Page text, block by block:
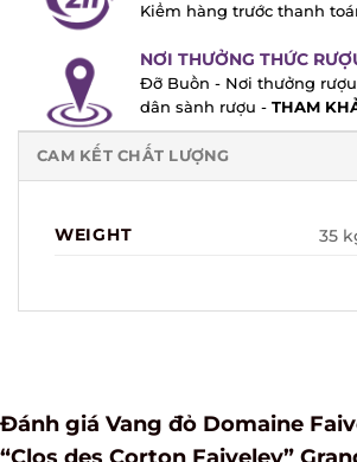
Kiểm hàng trước thanh
NƠI THƯỞNG THỨC
Đỡ Buồn - Nơi thưởng
dân sành rượu - THAM
CAM KẾT CHẤT LƯỢNG
WEIGHT 35
Đánh giá Vang đỏ Domaine